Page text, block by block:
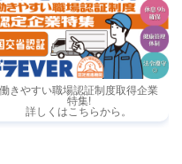
働きやすい職場認証制度取得企業
特集!
詳しくはこちらから。